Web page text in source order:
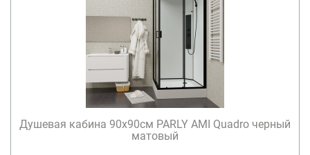
Душевая кабина 90х90см PARLY AMI Quadro черный
матовый